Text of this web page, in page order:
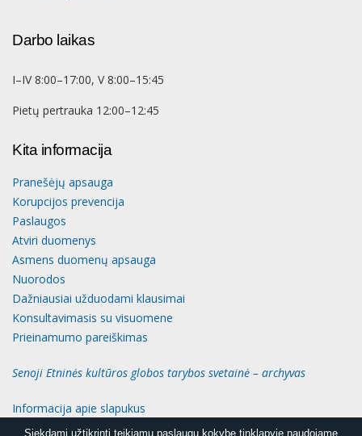
Siekdami užtikrinti teikiamų paslaugų kokybę tinklapyje naudojame
Siekdami užtikrinti teikiamų paslaugų kokybę tinklapyje naudojame
Darbo laikas
I–IV 8:00–17:00, V 8:00–15:45
Pietų pertrauka 12:00–12:45
Kita informacija
Pranešėjų apsauga
Korupcijos prevencija
Paslaugos
Atviri duomenys
Asmens duomenų apsauga
Nuorodos
Dažniausiai užduodami klausimai
Konsultavimasis su visuomene
Prieinamumo pareiškimas
Senoji Etninės kultūros globos tarybos svetainė – archyvas
Informacija apie slapukus